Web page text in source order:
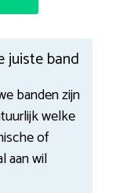
juiste band
banden zijn
welke
of
aan wil